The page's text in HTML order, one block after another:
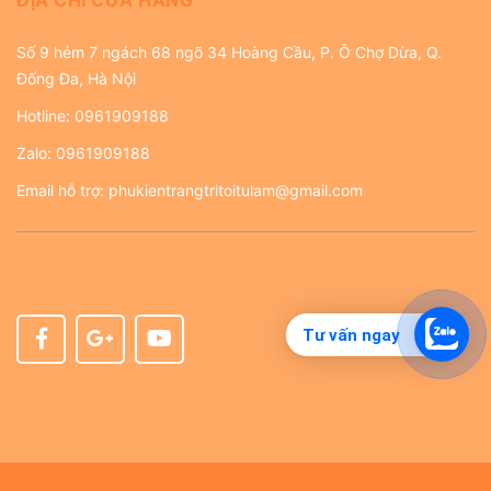
Tư vấn ngay
Số 9 hẻm 7 ngách 68 ngõ 34 Hoàng Cầu, P. Ô Chợ Dừa, Q.
Đống Đa, Hà Nội
Hotline: 0961909188
Zalo: 0961909188
Email hỗ trợ: phukientrangtritoitulam@gmail.com